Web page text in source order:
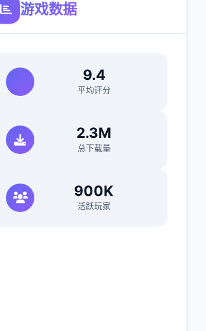
游戏数据
9.4
平均评分
2.3M
总下载量
900K
活跃玩家